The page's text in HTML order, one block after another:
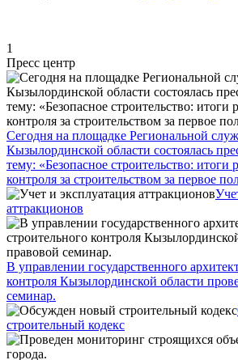
1
Пресс центр
Сегодня на площадке Региональной
Кызылординской области состоялась
тему: «Безопасное строительство: итоги
контроля за строительством за первое
аттракционов
В управлении государственного
контроля Кызылординской области
семинар.
строительный кодекс